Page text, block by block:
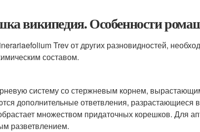
википедия. Особенности
Trev от других разновидностей,
составом.
систему со стержневым корнем,
дополнительные ответвления, разрастающиеся
множеством придаточных корешков. Для
разветвлением.